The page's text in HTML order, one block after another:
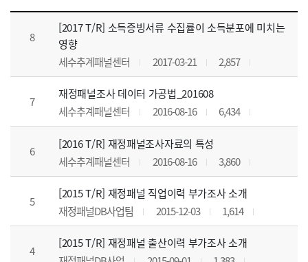
테크니컬리포트 목록 으로 번호, 제목, 작성자, 조회수, 등록 일, 첨부파일로 나열 되고 있습니다.
8
[2017 T/R] 소득증빙서류 수집률이 소득분포에 미치는
영향
세수추계패널센터
2017-03-21 2,857
7
재정패널조사 데이터 가공법_201608
세수추계패널센터
2016-08-16 6,434
6
[2016 T/R] 재정패널조사자료의 특성
세수추계패널센터
2016-08-16 3,860
5
[2015 T/R] 재정패널 직업이력 부가조사 소개
재정패널DB사업팀
2015-12-03 1,614
4
[2015 T/R] 재정패널 출산이력 부가조사 소개